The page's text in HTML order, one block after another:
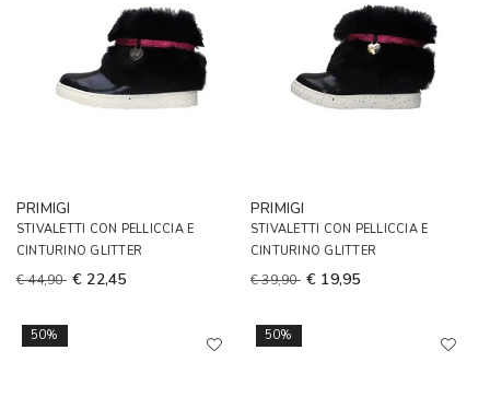
PRIMIGI
STIVALETTI CON PELLICCIA E
CINTURINO GLITTER
€ 44,90 € 22,45
PRIMIGI
STIVALETTI CON PELLICCIA E
CINTURINO GLITTER
€ 39,90 € 19,95
50% 50%